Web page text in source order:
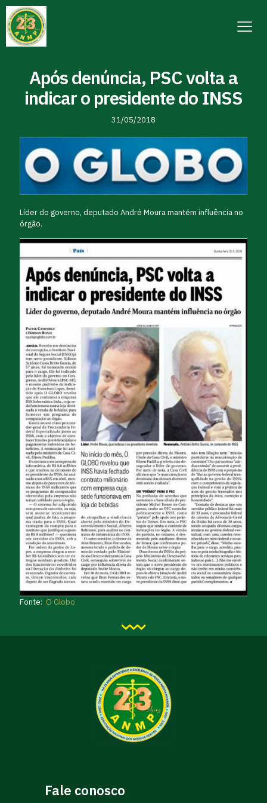
Após denúncia, PSC volta a
indicar o presidente do INSS
31/05/2018
Líder do governo, deputado André Moura mantém influência no
órgão.
Fonte: O Globo
Fale conosco